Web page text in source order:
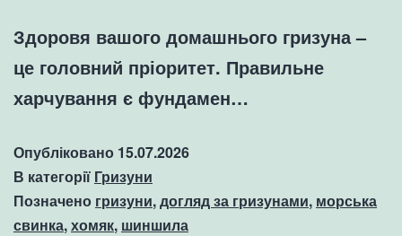
Здоровя вашого домашнього гризуна –
це головний пріоритет. Правильне
харчування є фундамен…
Опубліковано 15.07.2026
В категорії Гризуни
Позначено гризуни,догляд за гризунами, морська
свинка,хомяк, шиншила